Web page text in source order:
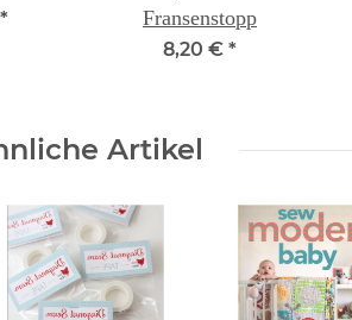
*
Fransenstopp
8,20 € *
Artikel